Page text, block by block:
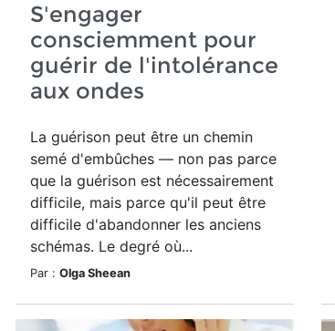
S'engager
consciemment pour
guérir de l'intolérance
aux ondes
La guérison peut être un chemin
semé d'embûches — non pas parce
que la guérison est nécessairement
difficile, mais parce qu'il peut être
difficile d'abandonner les anciens
schémas. Le degré où...
Par : Olga Sheean